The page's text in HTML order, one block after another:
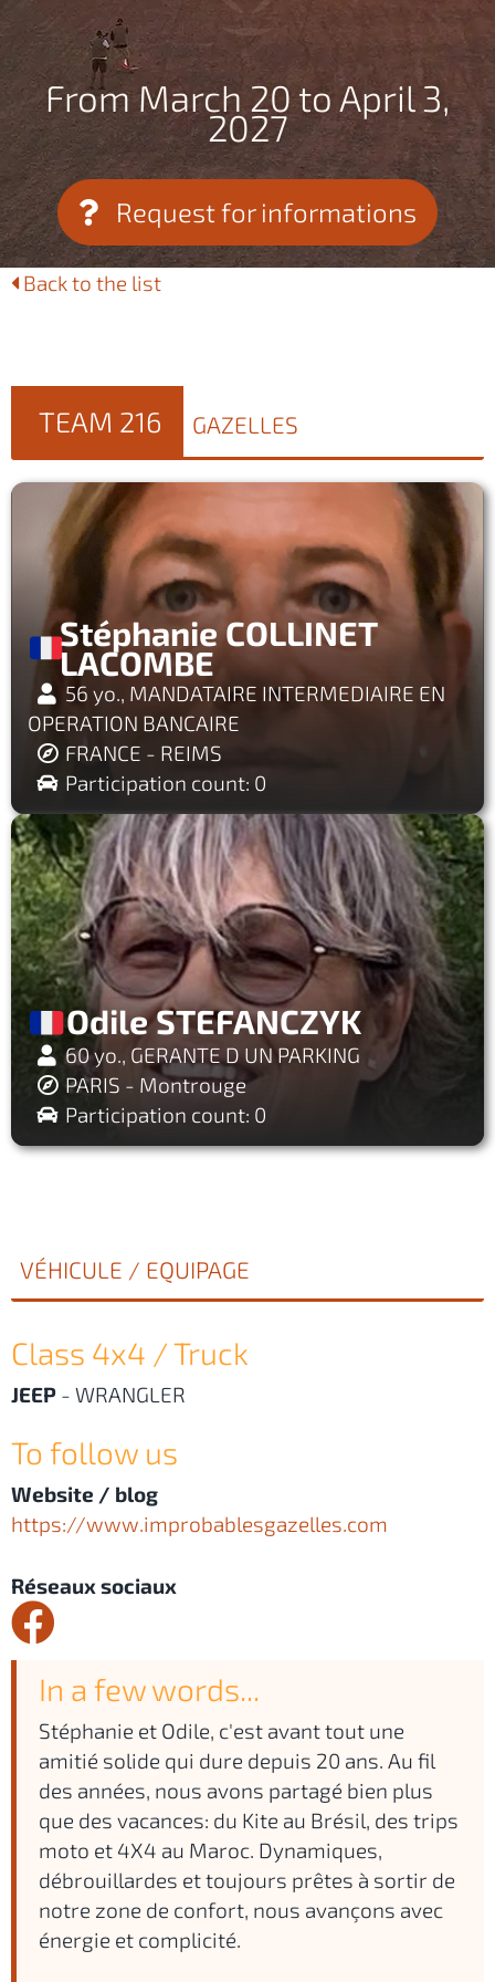
From March 20 to April 3,
2027
Request for informations
Back to the list
TEAM 216 GAZELLES
Stéphanie COLLINET
LACOMBE
56 yo., MANDATAIRE INTERMEDIAIRE EN
OPERATION BANCAIRE
FRANCE - REIMS
Participation count: 0
Odile STEFANCZYK
60 yo., GERANTE D UN PARKING
PARIS - Montrouge
Participation count: 0
VÉHICULE / EQUIPAGE
Class 4x4 / Truck
JEEP - WRANGLER
To follow us
Website / blog
https://www.improbablesgazelles.com
Réseaux sociaux
In a few words...
Stéphanie et Odile, c'est avant tout une
amitié solide qui dure depuis 20 ans. Au fil
des années, nous avons partagé bien plus
que des vacances: du Kite au Brésil, des trips
moto et 4X4 au Maroc. Dynamiques,
débrouillardes et toujours prêtes à sortir de
notre zone de confort, nous avançons avec
énergie et complicité.